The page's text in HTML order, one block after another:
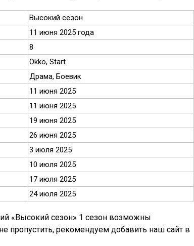
Высокий сезон
11 июня 2025 года
8
Okko, Start
Драма, Боевик
11 июня 2025
11 июня 2025
19 июня 2025
26 июня 2025
3 июля 2025
10 июля 2025
17 июля 2025
24 июля 2025
«Высокий сезон» 1 сезон возможны
пропустить, рекомендуем добавить наш сайт в